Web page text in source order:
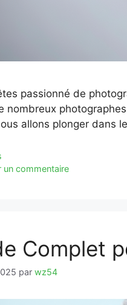
passionné de
nombreux
allons plonger dans
un commentaire
Complet
par wz54